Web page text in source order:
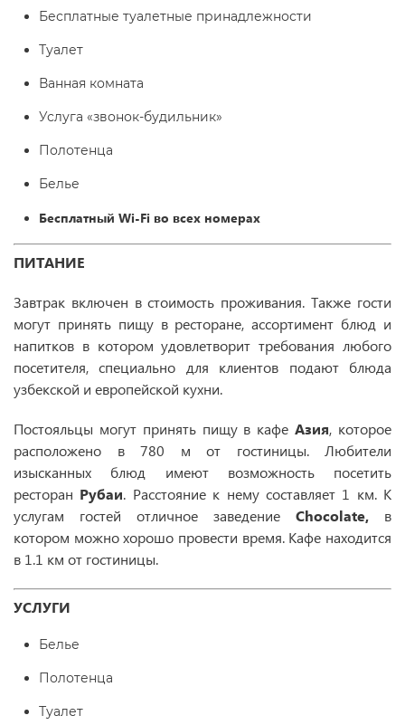
Бесплатные туалетные принадлежности
Туалет
Ванная комната
Услуга «звонок-будильник»
Полотенца
Белье
Бесплатный Wi-Fi во всех номерах
ПИТАНИЕ
Завтрак включен в стоимость проживания. Также гости
могут принять пищу в ресторане, ассортимент блюд и
напитков в котором удовлетворит требования любого
посетителя, специально для клиентов подают блюда
узбекской и европейской кухни.
Постояльцы могут принять пищу в кафеАзия, которое
расположено в 780 м от гостиницы. Любители
изысканных блюд имеют возможность посетить
ресторан Рубаи. Расстояние к нему составляет 1 км. К
услугам гостей отличное заведение Chocolate, в
котором можно хорошо провести время. Кафе находится
в 1.1 км от гостиницы.
УСЛУГИ
Белье
Полотенца
Туалет